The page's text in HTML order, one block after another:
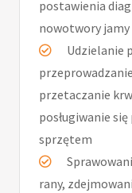
postawienia
nowotwory
Udzielanie
przetaczanie
posługiwanie
sprzętem
rany,